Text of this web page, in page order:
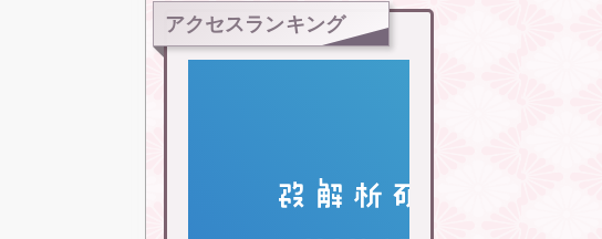
アクセスランキング